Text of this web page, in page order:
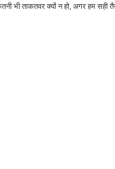
भी ताकतवर क्यों न हो, अगर हम सही